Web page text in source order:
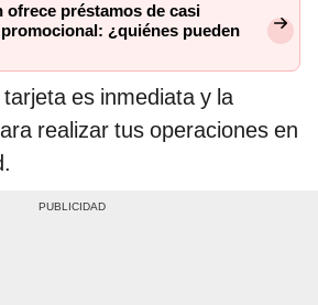
ofrece préstamos de casi
¿quiénes pueden
es inmediata y la
realizar tus operaciones en